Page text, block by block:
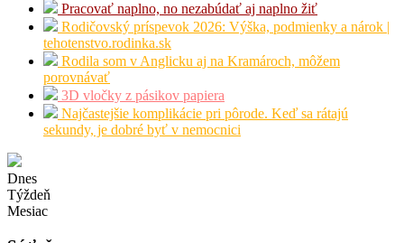
Pracovať naplno, no nezabúdať aj naplno žiť
Rodičovský príspevok 2026: Výška, podmienky a nárok |
tehotenstvo.rodinka.sk
Rodila som v Anglicku aj na Kramároch, môžem
porovnávať
3D vločky z pásikov papiera
Najčastejšie komplikácie pri pôrode. Keď sa rátajú
sekundy, je dobré byť v nemocnici
Dnes
Týždeň
Mesiac